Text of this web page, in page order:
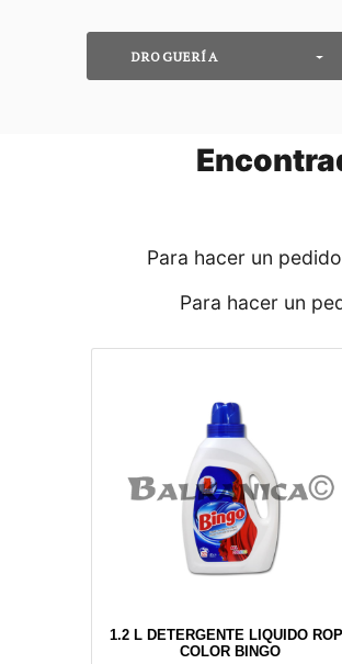
DROGUERÍA
Para hacer un
Para hacer un
1.2 L DETERGENTE LIQUIDO
COLOR BINGO